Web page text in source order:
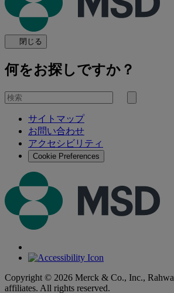
閉じる
何をお探しですか？
を
検
サイトマップ
お問い合わせ
アクセシビリティ
Cookie Preferences
Copyright © 2026 Merck & Co., Inc.,
affiliates. All rights reserved.